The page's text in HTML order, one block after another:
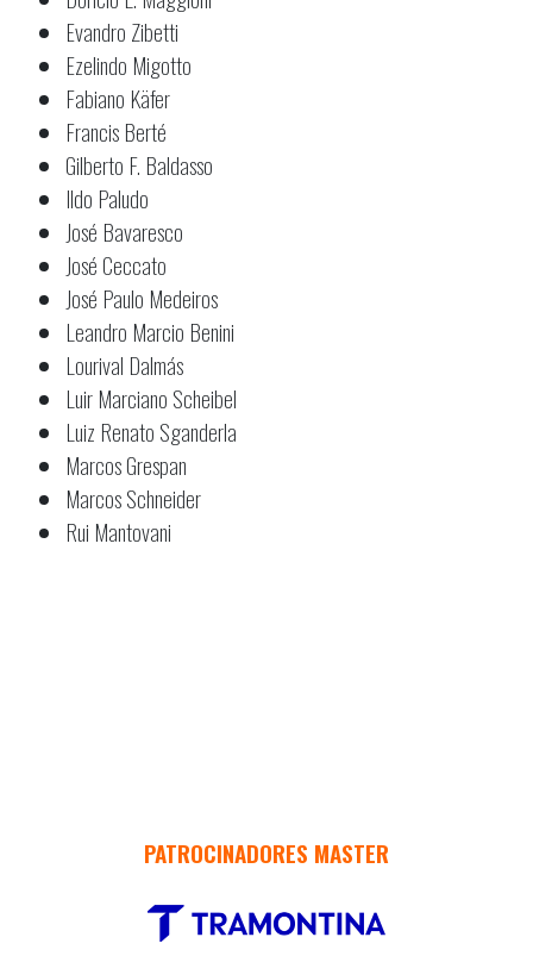
Evandro Zibetti
Ezelindo Migotto
Fabiano Käfer
Francis Berté
Gilberto F. Baldasso
Ildo Paludo
José Bavaresco
José Ceccato
José Paulo Medeiros
Leandro Marcio Benini
Lourival Dalmás
Luir Marciano Scheibel
Luiz Renato Sganderla
Marcos Grespan
Marcos Schneider
Rui Mantovani
PATROCINADORES MASTER